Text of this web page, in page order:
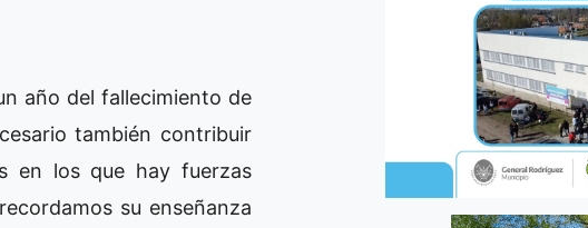
año del fallecimiento de
también contribuir
en los que hay fuerzas
su enseñanza